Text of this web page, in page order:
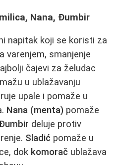
Nana, Đumbir
napitak koji se koristi za
varenjem, smanjenje
čajevi za želudac
u ublažavanju
upale i pomaže u
Nana (menta) pomaže
deluje protiv
Sladić pomaže u
dok komorač ublažava